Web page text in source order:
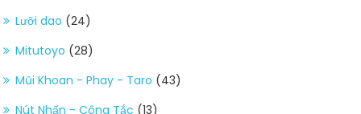
Lưỡi dao (24)
Mitutoyo (28)
Mũi Khoan - Phay - Taro (43)
Nút Nhấn - Công Tắc (13)